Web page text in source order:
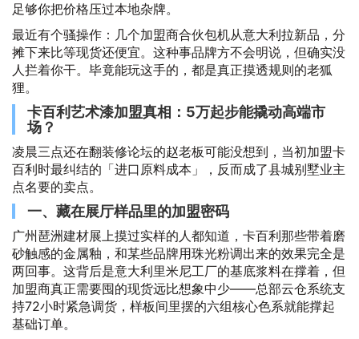
足够你把价格压过本地杂牌。
最近有个骚操作：几个加盟商合伙包机从意大利拉新品，分
摊下来比等现货还便宜。这种事品牌方不会明说，但确实没
人拦着你干。毕竟能玩这手的，都是真正摸透规则的老狐
狸。
卡百利艺术漆加盟真相：5万起步能撬动高端市
场？
凌晨三点还在翻装修论坛的赵老板可能没想到，当初加盟卡
百利时最纠结的「进口原料成本」，反而成了县城别墅业主
点名要的卖点。
一、藏在展厅样品里的加盟密码
广州琶洲建材展上摸过实样的人都知道，卡百利那些带着磨
砂触感的金属釉，和某些品牌用珠光粉调出来的效果完全是
两回事。这背后是意大利里米尼工厂的基底浆料在撑着，但
加盟商真正需要囤的现货远比想象中少——总部云仓系统支
持72小时紧急调货，样板间里摆的六组核心色系就能撑起
基础订单。